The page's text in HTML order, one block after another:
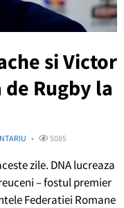
si Victor
Rugby la
5085
zile. DNA lucreaza
– fostul premier
Federatiei Romane